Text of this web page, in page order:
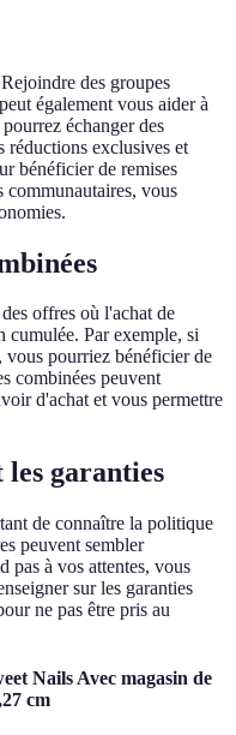
des groupes
également vous aider à
échanger des
réductions exclusives et
bénéficier de remises
communautaires, vous
offres où l'achat de
cumulée. Par exemple, si
vous pourriez bénéficier de
combinées peuvent
d'achat et vous permettre
garanties
de connaître la politique
peuvent sembler
pas à vos attentes, vous
sur les garanties
ne pas être pris au
Nails Avec magasin de
cm